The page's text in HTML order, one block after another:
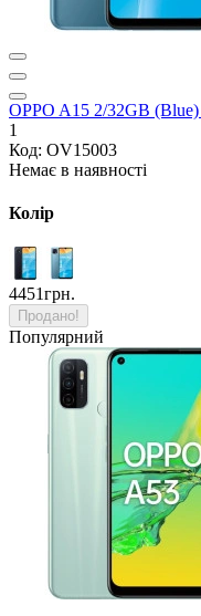
OPPO A15 2/32GB (Blue)
1
Код: OV15003
Немає в наявності
Колір
4451грн.
Продано!
Популярний